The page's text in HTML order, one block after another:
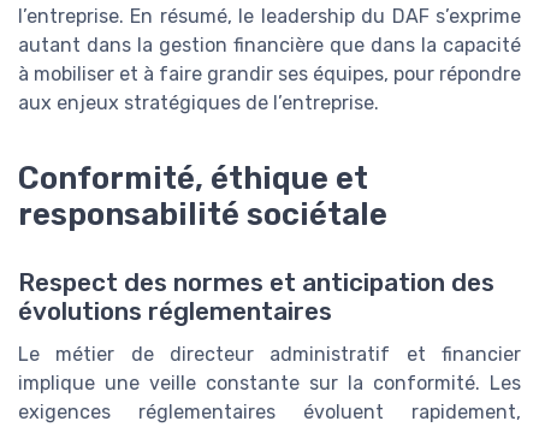
l’entreprise. En résumé, le leadership du DAF s’exprime
autant dans la gestion financière que dans la capacité
à mobiliser et à faire grandir ses équipes, pour répondre
aux enjeux stratégiques de l’entreprise.
Conformité, éthique et
responsabilité sociétale
Respect des normes et anticipation des
évolutions réglementaires
Le métier de directeur administratif et financier
implique une veille constante sur la conformité. Les
exigences réglementaires évoluent rapidement,